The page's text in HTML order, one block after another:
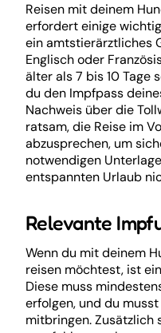
Reisen mit deinem
erfordert einige
ein amtstierärztliches
Englisch oder
älter als 7 bis 10 Tage
du den Impfpass
Nachweis über die
ratsam, die Reise im
abzusprechen, um
notwendigen
entspannten Urlaub
Relevante
Wenn du mit deinem
reisen möchtest, ist
Diese muss
erfolgen, und du
mitbringen. Zusätzlich